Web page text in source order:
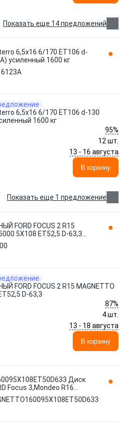
Показать еще 14 предложений
6,5x16 6/170 ET106 d-
усиленный 1600 кг
6,5x16 6/170 ET106 d-130
1600 кг
95%
12 шт.
13 - 16 августа
В корзину
Показать еще 1 предложение
FORD FOCUS 2 R15
5Х108 ET52,5 D-63,3
FORD FOCUS 2 R15 MAGNETTO
D-63,3
87%
4 шт.
13 - 18 августа
В корзину
Диск
Focus 3,Mondeo R16